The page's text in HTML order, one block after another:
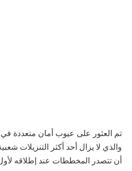
والذي لا يزال أحد أكثر التنزيلات
أن تتصدر المخططات عند إطلاقه